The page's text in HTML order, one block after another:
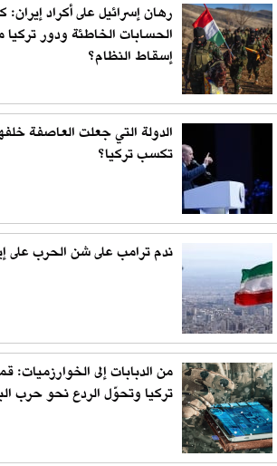
رهان إسرائيل على أكراد
الحسابات الخاطئة ودور
إسقاط النظام؟
الدولة التي جعلت العاصفة
تكسب تركيا؟
ندم ترامب على شن الحرب على
من الدبابات إلى الخوارزميات:
تركيا وتحوّل الردع نحو حرب